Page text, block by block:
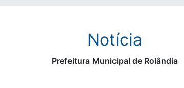
Notícia
Prefeitura Municipal de Rolândia